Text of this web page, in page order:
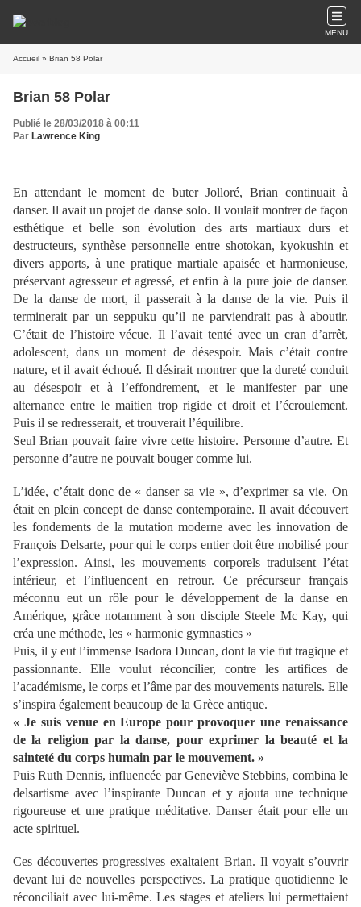
MENU
Accueil » Brian 58 Polar
Brian 58 Polar
Publié le 28/03/2018 à 00:11
Par Lawrence King
En attendant le moment de buter Jolloré, Brian continuait à
danser. Il avait un projet de danse solo. Il voulait montrer de façon
esthétique et belle son évolution des arts martiaux durs et
destructeurs, synthèse personnelle entre shotokan, kyokushin et
divers apports, à une pratique martiale apaisée et harmonieuse,
préservant agresseur et agressé, et enfin à la pure joie de danser.
De la danse de mort, il passerait à la danse de la vie. Puis il
terminerait par un seppuku qu’il ne parviendrait pas à aboutir.
C’était de l’histoire vécue. Il l’avait tenté avec un cran d’arrêt,
adolescent, dans un moment de désespoir. Mais c’était contre
nature, et il avait échoué. Il désirait montrer que la dureté conduit
au désespoir et à l’effondrement, et le manifester par une
alternance entre le maitien trop rigide et droit et l’écroulement.
Puis il se redresserait, et trouverait l’équilibre.
Seul Brian pouvait faire vivre cette histoire. Personne d’autre. Et
personne d’autre ne pouvait bouger comme lui.
L’idée, c’était donc de « danser sa vie », d’exprimer sa vie. On
était en plein concept de danse contemporaine. Il avait découvert
les fondements de la mutation moderne avec les innovation de
François Delsarte, pour qui le corps entier doit être mobilisé pour
l’expression. Ainsi, les mouvements corporels traduisent l’état
intérieur, et l’influencent en retrour. Ce précurseur français
méconnu eut un rôle pour le développement de la danse en
Amérique, grâce notamment à son disciple Steele Mc Kay, qui
créa une méthode, les « harmonic gymnastics »
Puis, il y eut l’immense Isadora Duncan, dont la vie fut tragique et
passionnante. Elle voulut réconcilier, contre les artifices de
l’académisme, le corps et l’âme par des mouvements naturels. Elle
s’inspira également beaucoup de la Grèce antique.
« Je suis venue en Europe pour provoquer une renaissance
de la religion par la danse, pour exprimer la beauté et la
sainteté du corps humain par le mouvement. »
Puis Ruth Dennis, influencée par Geneviève Stebbins, combina le
delsartisme avec l’inspirante Duncan et y ajouta une technique
rigoureuse et une pratique méditative. Danser était pour elle un
acte spirituel.
Ces découvertes progressives exaltaient Brian. Il voyait s’ouvrir
devant lui de nouvelles perspectives. La pratique quotidienne le
réconciliait avec lui-même. Les stages et ateliers lui permettaient